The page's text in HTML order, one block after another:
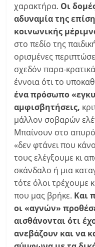
χαρακτήρα. Οι
αδυναμία της
κοινωνικής
στο πεδίο της
ορισμένες
σχεδόν παρα-
έννοια ότι το
ένα πρόσωπο
αμφισβητήσεις,
μάλλον σοβαρών
Μπαίνουν στο
«δεν φτάνει που
τους ελέγξουμε κι
σκάνδαλο ή μια
τότε όλοι τρέχουμε
που μας βρήκε. Και
οι «αγνών»
αισθάνονται ότι
ανεβάζουν και να